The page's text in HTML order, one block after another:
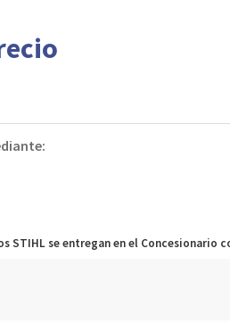
STIHL se entregan en el Concesionario